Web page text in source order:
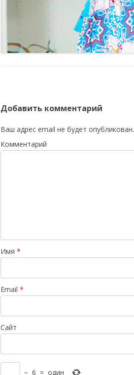
Добавить комментарий
Ваш адрес email не будет опубликован.
Комментарий
Имя *
Email *
Сайт
− 6 = один